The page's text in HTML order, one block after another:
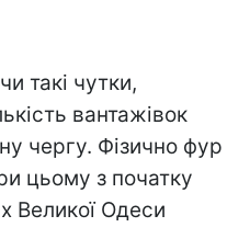
такі чутки,
вантажівок
чергу. Фізично фур
цьому з початку
Великої Одеси